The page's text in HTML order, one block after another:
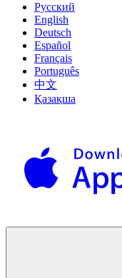
Русский
English
Deutsch
Español
Français
Português
中文
Қазақша